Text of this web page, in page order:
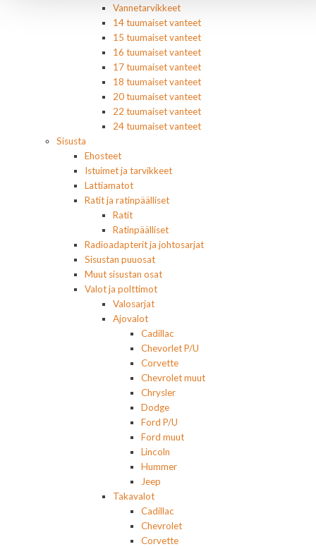
Vannetarvikkeet
14 tuumaiset vanteet
15 tuumaiset vanteet
16 tuumaiset vanteet
17 tuumaiset vanteet
18 tuumaiset vanteet
20 tuumaiset vanteet
22 tuumaiset vanteet
24 tuumaiset vanteet
Sisusta
Ehosteet
Istuimet ja tarvikkeet
Lattiamatot
Ratit ja ratinpäälliset
Ratit
Ratinpäälliset
Radioadapterit ja johtosarjat
Sisustan puuosat
Muut sisustan osat
Valot ja polttimot
Valosarjat
Ajovalot
Cadillac
Chevorlet P/U
Corvette
Chevrolet muut
Chrysler
Dodge
Ford P/U
Ford muut
Lincoln
Hummer
Jeep
Takavalot
Cadillac
Chevrolet
Corvette